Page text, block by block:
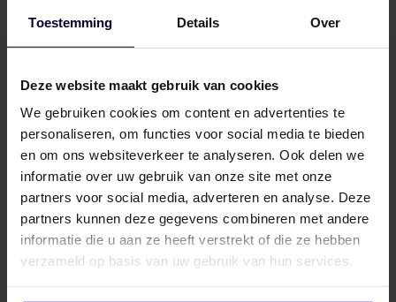
Toestemming Details Over
Deze website maakt gebruik van cookies
We gebruiken cookies om content en advertenties te
personaliseren, om functies voor social media te bieden
en om ons websiteverkeer te analyseren. Ook delen we
informatie over uw gebruik van onze site met onze
partners voor social media, adverteren en analyse. Deze
partners kunnen deze gegevens combineren met andere
informatie die u aan ze heeft verstrekt of die ze hebben
verzameld op basis van uw gebruik van hun services.
Verpakking (bevroren) (< 18ºC)